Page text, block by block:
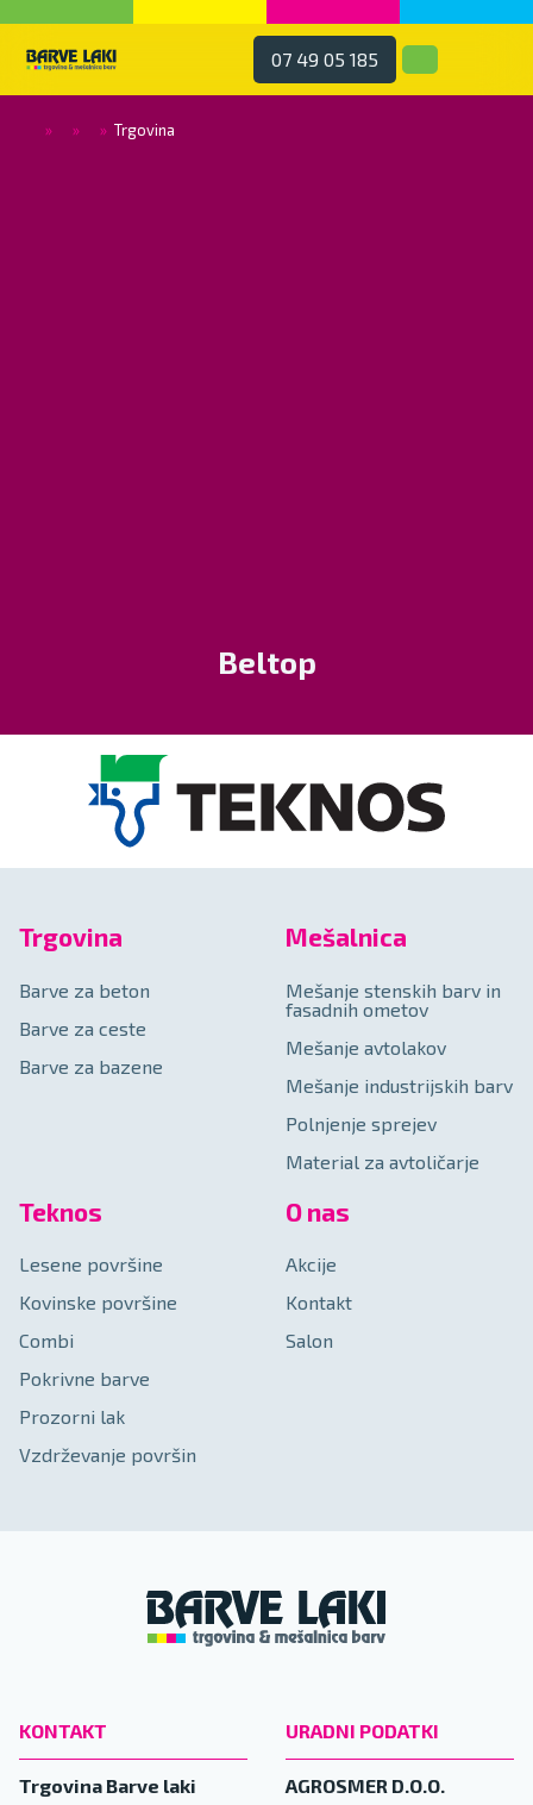
07 49 05 185
» » » Trgovina
Beltop
Trgovina
Barve za beton
Barve za ceste
Barve za bazene
Mešalnica
Mešanje stenskih barv in
fasadnih ometov
Mešanje avtolakov
Mešanje industrijskih barv
Polnjenje sprejev
Material za avtoličarje
Teknos
Lesene površine
Kovinske površine
Combi
Pokrivne barve
Prozorni lak
Vzdrževanje površin
O nas
Akcije
Kontakt
Salon
KONTAKT
Trgovina Barve laki
URADNI PODATKI
AGROSMER D.O.O.